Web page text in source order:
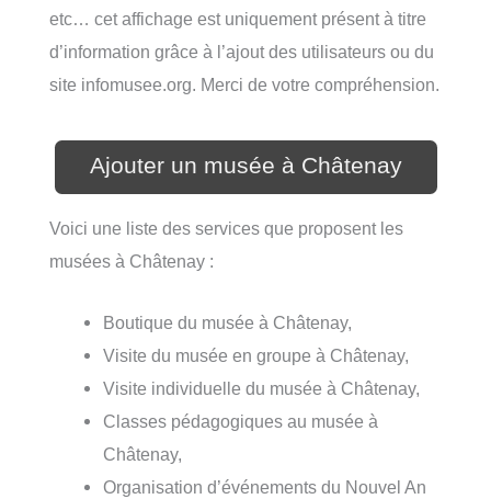
etc… cet affichage est uniquement présent à titre
d’information grâce à l’ajout des utilisateurs ou du
site infomusee.org. Merci de votre compréhension.
Ajouter un musée à Châtenay
Voici une liste des services que proposent les
musées à Châtenay :
Boutique du musée à Châtenay,
Visite du musée en groupe à Châtenay,
Visite individuelle du musée à Châtenay,
Classes pédagogiques au musée à
Châtenay,
Organisation d’événements du Nouvel An